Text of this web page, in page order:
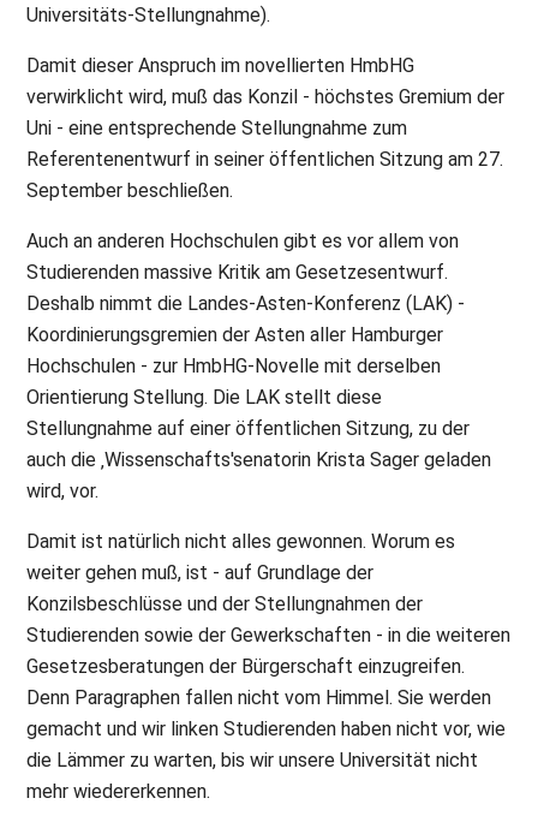
Universitäts-Stellungnahme).
Damit dieser Anspruch im novellierten HmbHG
verwirklicht wird, muß das Konzil - höchstes Gremium der
Uni - eine entsprechende Stellungnahme zum
Referentenentwurf in seiner öffentlichen Sitzung am 27.
September beschließen.
Auch an anderen Hochschulen gibt es vor allem von
Studierenden massive Kritik am Gesetzesentwurf.
Deshalb nimmt die Landes-Asten-Konferenz (LAK) -
Koordinierungsgremien der Asten aller Hamburger
Hochschulen - zur HmbHG-Novelle mit derselben
Orientierung Stellung. Die LAK stellt diese
Stellungnahme auf einer öffentlichen Sitzung, zu der
auch die ‚Wissenschafts'senatorin Krista Sager geladen
wird, vor.
Damit ist natürlich nicht alles gewonnen. Worum es
weiter gehen muß, ist - auf Grundlage der
Konzilsbeschlüsse und der Stellungnahmen der
Studierenden sowie der Gewerkschaften - in die weiteren
Gesetzesberatungen der Bürgerschaft einzugreifen.
Denn Paragraphen fallen nicht vom Himmel. Sie werden
gemacht und wir linken Studierenden haben nicht vor, wie
die Lämmer zu warten, bis wir unsere Universität nicht
mehr wiedererkennen.